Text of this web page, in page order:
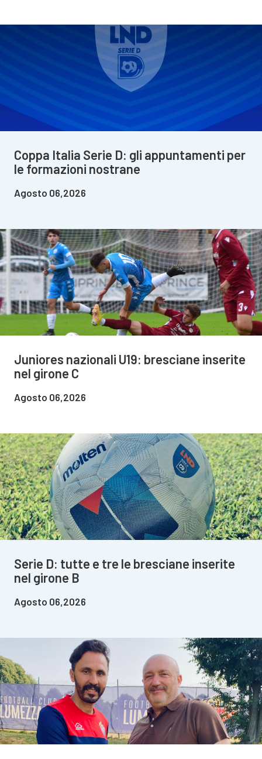
Coppa Italia Serie D: gli appuntamenti per
le formazioni nostrane
Agosto 06,2026
Juniores nazionali U19: bresciane inserite
nel girone C
Agosto 06,2026
Serie D: tutte e tre le bresciane inserite
nel girone B
Agosto 06,2026